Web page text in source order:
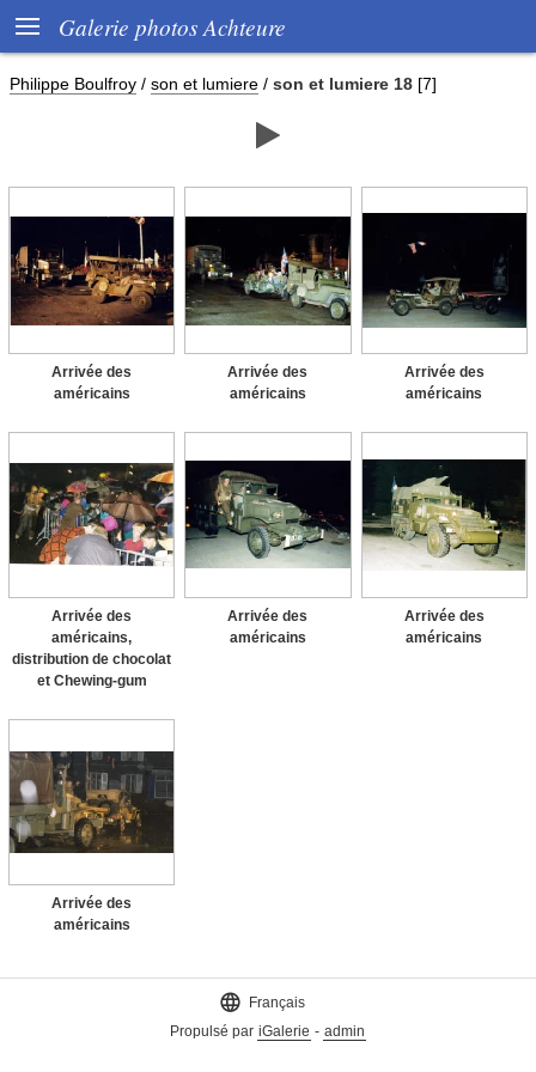
 Galerie photos Achteure
Philippe Boulfroy / son et lumiere / son et lumiere 18 [7]

Arrivée des
américains
Arrivée des
américains
Arrivée des
américains
Arrivée des
américains,
distribution de chocolat
et Chewing-gum
Arrivée des
américains
Arrivée des
américains
Arrivée des
américains

Français
Propulsé par iGalerie - admin